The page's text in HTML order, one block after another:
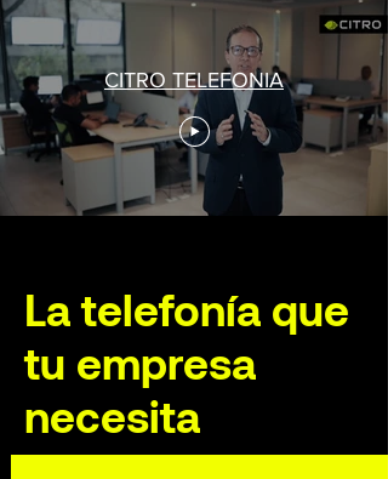
CITRO TELEFONIA
La telefonía que
tu empresa
necesita